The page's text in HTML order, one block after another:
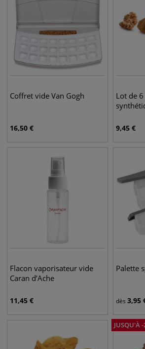
Coffret vide Van Gogh
16,50 €
Lot de
9,45 €
Flacon vaporisateur vide
Caran d’Ache
11,45 €
Palette
dès 3,95
JUSQU'À-